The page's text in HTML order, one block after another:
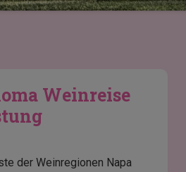
Weinreise
der Weinregionen Napa